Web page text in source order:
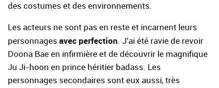
des costumes et des environnements.
Les acteurs ne sont pas en reste et incarnent leurs
personnages avec perfection. J’ai été ravie de revoir
Doona Bae en infirmière et de découvrir le magnifique
Ju Ji-hoon en prince héritier badass. Les
personnages secondaires sont eux aussi, très